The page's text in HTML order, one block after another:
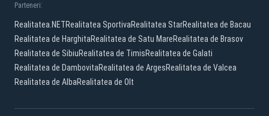
Parteneri:
Realitatea.NETRealitatea SportivaRealitatea StarRealitatea de Bacau
Realitatea de HarghitaRealitatea de Satu MareRealitatea de Brasov
Realitatea de SibiuRealitatea de TimisRealitatea de Galati
Realitatea de DambovitaRealitatea de ArgesRealitatea de Valcea
Realitatea de AlbaRealitatea de Olt